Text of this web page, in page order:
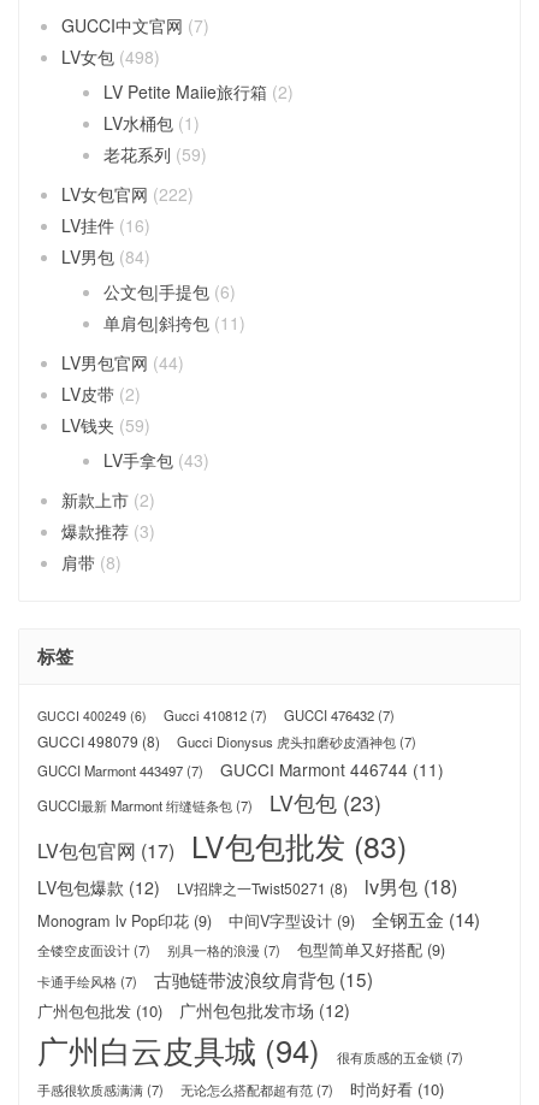
GUCCI中文官网 (7)
LV女包 (498)
LV Petite Maiie旅行箱 (2)
LV水桶包 (1)
老花系列 (59)
LV女包官网 (222)
LV挂件 (16)
LV男包 (84)
公文包|手提包 (6)
单肩包|斜挎包 (11)
LV男包官网 (44)
LV皮带 (2)
LV钱夹 (59)
LV手拿包 (43)
新款上市 (2)
爆款推荐 (3)
肩带 (8)
标签
GUCCI 400249 (6) Gucci 410812(7) GUCCI 476432(7)
GUCCI 498079 (8) Gucci Dionysus 虎头扣磨砂皮酒神包(7)
GUCCI Marmont 443497(7) GUCCI Marmont 446744 (11)
GUCCI最新 Marmont 绗缝链条包(7) LV包包 (23)
LV包包官网 (17) LV包包批发 (83)
LV包包爆款 (12) LV招牌之一Twist50271 (8) lv男包 (18)
Monogram lv Pop印花 (9) 中间V字型设计 (9) 全钢五金 (14)
全镂空皮面设计(7) 别具一格的浪漫 (7) 包型简单又好搭配 (9)
卡通手绘风格(7) 古驰链带波浪纹肩背包 (15)
广州包包批发 (10) 广州包包批发市场 (12)
广州白云皮具城 (94) 很有质感的五金锁 (7)
手感很软质感满满(7) 无论怎么搭配都超有范(7) 时尚好看 (10)